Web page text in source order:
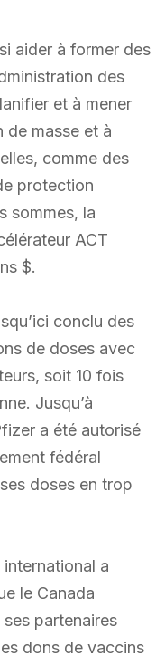
aider à former des
des
et à mener
de masse et à
comme des
protection
sommes, la
ACT
$.
conclu des
de doses avec
soit 10 fois
Jusqu’à
a été autorisé
fédéral
doses en trop
a
le Canada
partenaires
dons de vaccins